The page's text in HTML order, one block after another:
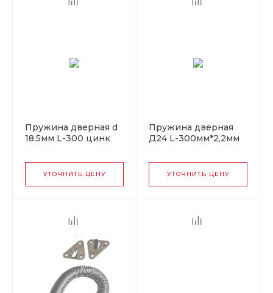
Пружина дверная d
18.5мм L-300 цинк
УТОЧНИТЬ ЦЕНУ
Пружина дверная
Д24 L-300мм*2,2мм
УТОЧНИТЬ ЦЕНУ